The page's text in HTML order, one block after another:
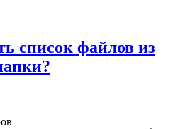
список файлов из